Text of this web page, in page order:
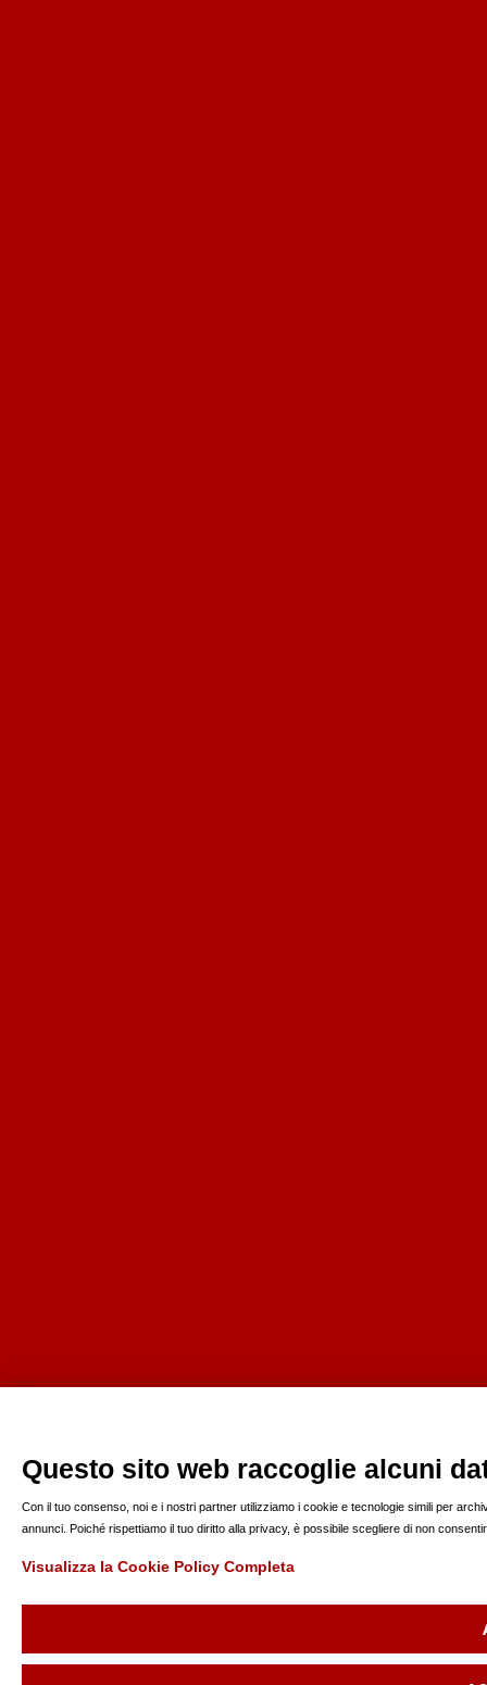
Questo sito web raccoglie alcuni
Con il tuo consenso, noi e i nostri partner utilizziamo i cookie e tecnologie simili per
annunci. Poiché rispettiamo il tuo diritto alla privacy, è possibile scegliere di non
Visualizza la Cookie Policy Completa